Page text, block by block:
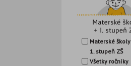
Materské školy
1. stupeň ZŠ
Všetky ročníky